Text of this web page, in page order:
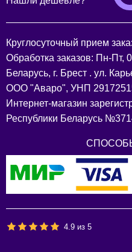
Круглосуточный прием
Обработка заказов: Пн-Пт,
Беларусь, г. Брест . ул.
ООО "Аваро", УНП
Интернет-магазин
Республики Беларусь
4.9 из5